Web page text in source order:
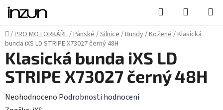
Přejít
obsah
Hledat
KOŠÍK
Domů
/PRO MOTORKÁŘE/Pánské/Silnice/Bundy/Kožené/Klasická
bunda iXS LD STRIPE X73027 černý 48H
Klasická bunda iXS LD
STRIPE X73027 černý 48H
Průměrné
Neohodnoceno Podrobnosti hodnocení